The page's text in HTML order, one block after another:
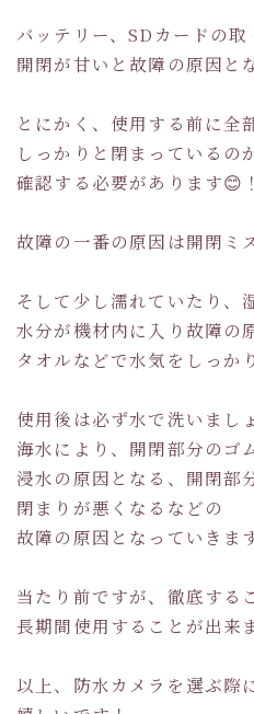
バッテリー、SDカードの取
開閉が甘いと故障の原因と
とにかく、使用する前に全
しっかりと閉まっているの
確認する必要があります😊！
故障の一番の原因は開閉ミ
そして少し濡れていたり、
水分が機材内に入り故障の
タオルなどで水気をしっか
使用後は必ず水で洗いまし
海水により、開閉部分のゴ
浸水の原因となる、開閉部
閉まりが悪くなるなどの
故障の原因となっていきま
当たり前ですが、徹底する
長期間使用することが出来
以上、防水カメラを選ぶ際